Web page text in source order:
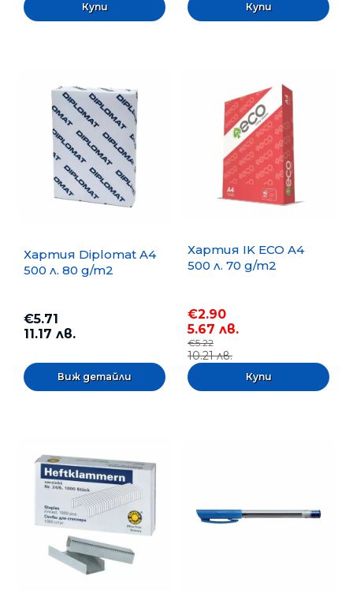
Хартия Diplomat A4
500 л. 80 g/m2
€5.71
11.17 лв.
Виж детайли
Хартия IK ECO A4
500 л. 70 g/m2
€2.90
5.67 лв.
€5.22
10.21 лв.